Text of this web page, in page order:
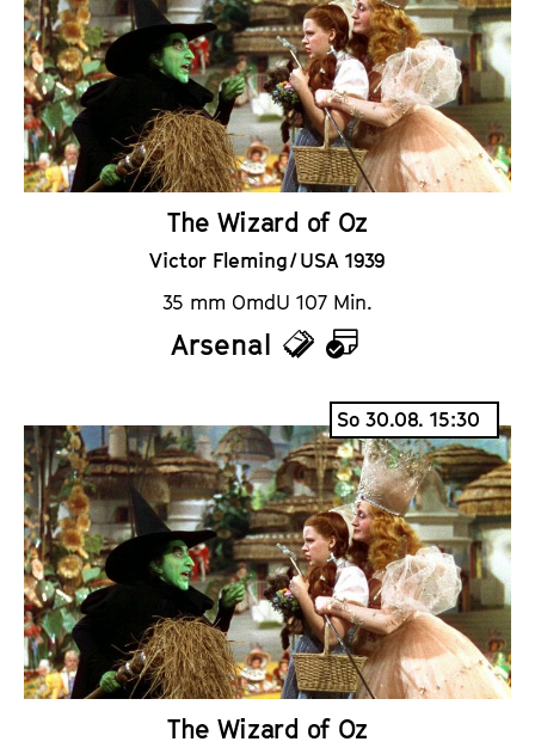
e
t
s
n
d
e
r
The Wizard of Oz
Victor Fleming / USA 1939
35 mm OmdU 107 Min.
Arsenal
T
c
k
e
t
s
K
a
l
e
n
d
e
r
So 30.08. 15:30
The Wizard of Oz